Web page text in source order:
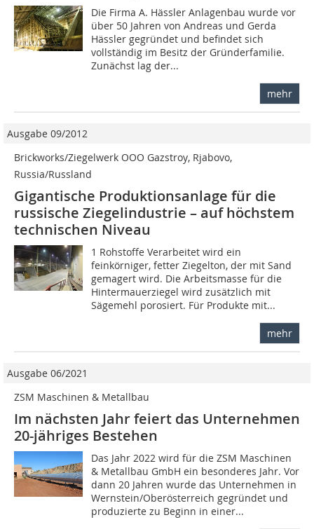
Die Firma A. Hässler Anlagenbau wurde vor
über 50 Jahren von Andreas und Gerda
Hässler gegründet und befindet sich
vollständig im Besitz der Gründerfamilie.
Zunächst lag der...
mehr
Ausgabe 09/2012
Brickworks/Ziegelwerk OOO Gazstroy, Rjabovo,
Russia/Russland
Gigantische Produktionsanlage für die
russische Ziegelindustrie – auf höchstem
technischen Niveau
1 Rohstoffe Verarbeitet wird ein
feinkörniger, fetter Ziegelton, der mit Sand
gemagert wird. Die Arbeitsmasse für die
Hintermauerziegel wird zusätzlich mit
Sägemehl porosiert. Für Produkte mit...
mehr
Ausgabe 06/2021
ZSM Maschinen & Metallbau
Im nächsten Jahr feiert das Unternehmen
20-jähriges Bestehen
Das Jahr 2022 wird für die ZSM Maschinen
& Metallbau GmbH ein besonderes Jahr. Vor
dann 20 Jahren wurde das Unternehmen in
Wernstein/Oberösterreich gegründet und
produzierte zu Beginn in einer...